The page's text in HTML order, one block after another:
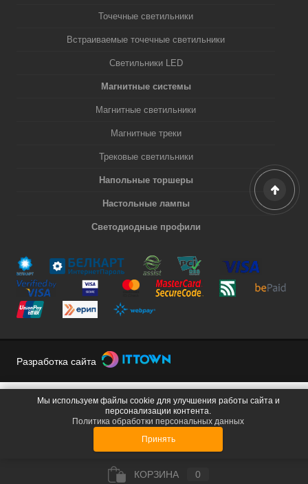
Точечные светильники
Встраиваемые точечные светильники
Светильники LED
Магнитные системы
Магнитные светильники
Магнитные треки
Трековые светильники
Напольные торшеры
Настольные лампы
Светодиодные профили
Разработка сайта
КОРЗИНА 0
Мы используем файлы cookie для улучшения работы сайта и
персонализации контента.
Политика обработки персональных данных
Принять